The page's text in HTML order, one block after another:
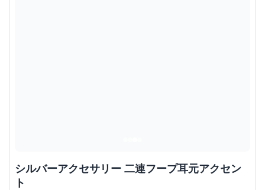
シルバーアクセサリー 二連フープ耳元アクセン
ト